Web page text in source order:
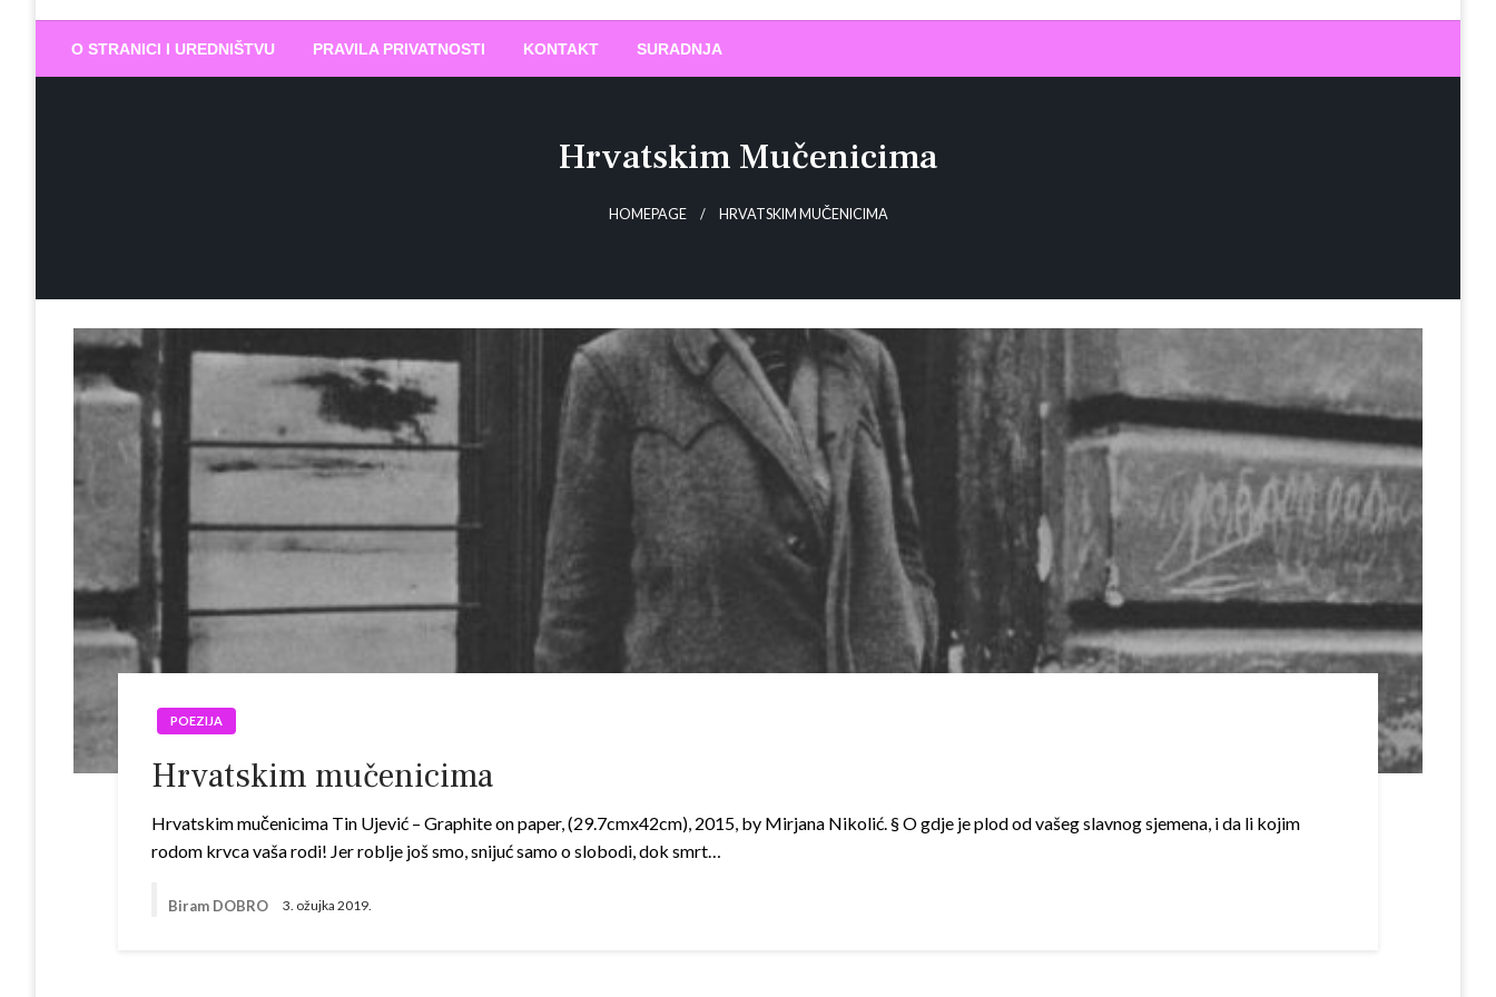
Biram DOBRO
O STRANICI I UREDNIŠTVU PRAVILA PRIVATNOSTI KONTAKT SURADNJA
Hrvatskim Mučenicima
HOMEPAGE HRVATSKIM MUČENICIMA
POEZIJA
Hrvatskim mučenicima
Hrvatskim mučenicima Tin Ujević – Graphite on paper, (29.7cmx42cm), 2015, by Mirjana Nikolić. § O gdje je plod od vašeg slavnog sjemena, i da li kojim
rodom krvca vaša rodi! Jer roblje još smo, snijuć samo o slobodi, dok smrt…
Biram DOBRO 3. ožujka 2019.